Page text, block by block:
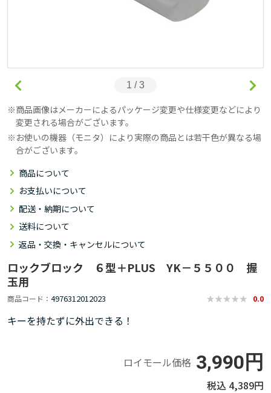
1 / 3
商品画像はメーカーによるパッケージ変更や仕様変更などにより
変更される場合がございます。
お使いの機器（モニタ）により実際の商品とは若干色が異なる場
合がございます。
商品について
お支払いについて
配送・納期について
送料について
返品・交換・キャンセルについて
ロックブロック ６型＋PLUS YK－５５００ 握
玉用
商品コード 4976312012023 0.0
キーを持たずに外出できる！
ロイモール価格 3,990円
4,389円